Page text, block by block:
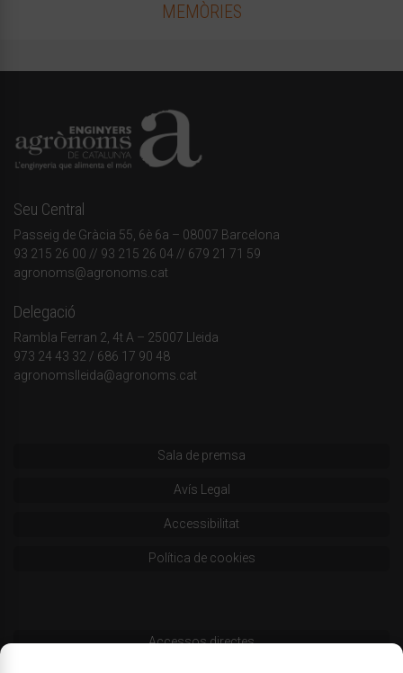
MEMÒRIES
Seu Central
Passeig de Gràcia 55, 6è 6a – 08007 Barcelona
93 215 26 00 // 93 215 26 04 // 679 21 71 59
agronoms@agronoms.cat
Delegació
Rambla Ferran 2, 4t A – 25007 Lleida
973 24 43 32 / 686 17 90 48
agronomslleida@agronoms.cat
Sala de premsa
Avís Legal
Accessibilitat
Política de cookies
Accessos directes